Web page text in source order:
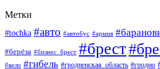
Метки
#tochka #авто #автобус #армия
#берёза #бизнес_брест #брест
#вело #гибель #гродненская_область #гродно